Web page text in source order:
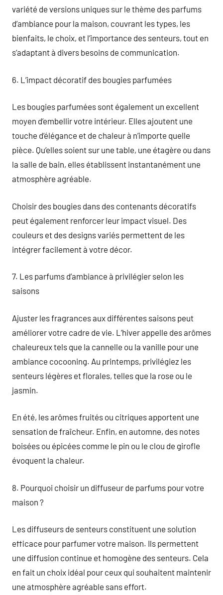
variété de versions uniques sur le thème des parfums
d’ambiance pour la maison, couvrant les types, les
bienfaits, le choix, et l’importance des senteurs, tout en
s’adaptant à divers besoins de communication.
6. L’impact décoratif des bougies parfumées
Les bougies parfumées sont également un excellent
moyen d’embellir votre intérieur. Elles ajoutent une
touche d’élégance et de chaleur à n’importe quelle
pièce. Qu’elles soient sur une table, une étagère ou dans
la salle de bain, elles établissent instantanément une
atmosphère agréable.
Choisir des bougies dans des contenants décoratifs
peut également renforcer leur impact visuel. Des
couleurs et des designs variés permettent de les
intégrer facilement à votre décor.
7. Les parfums d’ambiance à privilégier selon les
saisons
Ajuster les fragrances aux différentes saisons peut
améliorer votre cadre de vie. L’hiver appelle des arômes
chaleureux tels que la cannelle ou la vanille pour une
ambiance cocooning. Au printemps, privilégiez les
senteurs légères et florales, telles que la rose ou le
jasmin.
En été, les arômes fruités ou citriques apportent une
sensation de fraîcheur. Enfin, en automne, des notes
boisées ou épicées comme le pin ou le clou de girofle
évoquent la chaleur.
8. Pourquoi choisir un diffuseur de parfums pour votre
maison ?
Les diffuseurs de senteurs constituent une solution
efficace pour parfumer votre maison. Ils permettent
une diffusion continue et homogène des senteurs. Cela
en fait un choix idéal pour ceux qui souhaitent maintenir
une atmosphère agréable sans effort.